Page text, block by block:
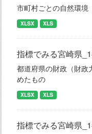
市町村ごとの自然環境
XLSX XLS
指標でみる宮崎県
都道府県の財政（財政
めたもの
XLSX XLS
指標でみる宮崎県